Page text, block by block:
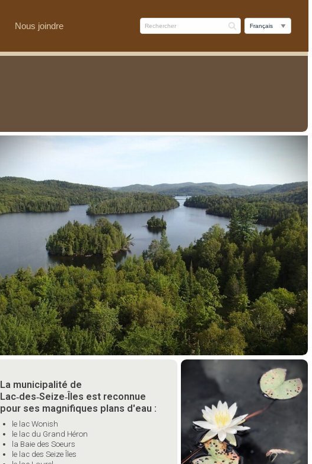
Nous joindre
La municipalité de
Lac‑des‑Seize‑Îles est reconnue
pour ses magnifiques plans d'eau :
le lac Wonish
le lac du Grand Héron
la Baie des Soeurs
le lac des Seize Îles